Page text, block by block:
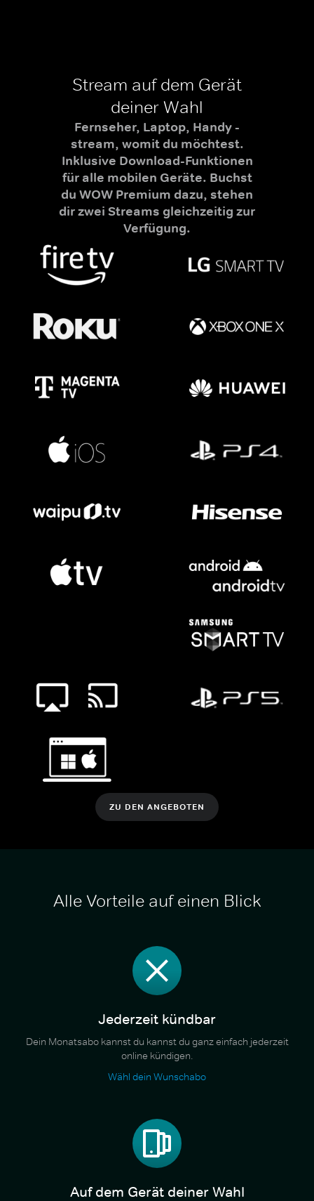
Stream auf dem Gerät
deiner Wahl
Fernseher, Laptop, Handy -
stream, womit du möchtest.
Inklusive Download-Funktionen
für alle mobilen Geräte. Buchst
du WOW Premium dazu, stehen
dir zwei Streams gleichzeitig zur
Verfügung.
ZU DEN ANGEBOTEN
Alle Vorteile auf einen Blick
Jederzeit kündbar
Dein Monatsabo kannst du kannst du ganz einfach jederzeit
online kündigen.
Wähl dein Wunschabo
Auf dem Gerät deiner Wahl